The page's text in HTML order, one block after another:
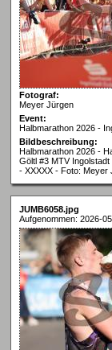
Fotograf:
Meyer Jürgen
Event:
Halbmarathon 2026 -
Bildbeschreibung:
Halbmarathon 2026 -
Göltl #3 MTV
- XXXXX - Foto: Meyer
JUMB6058.jpg
Aufgenommen: 2026-